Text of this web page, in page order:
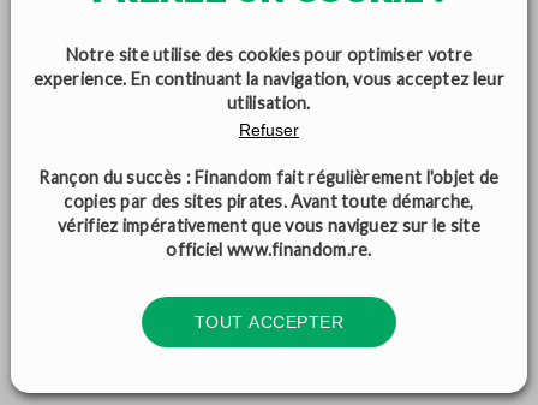
CHOISIR LA MEILLEURE
ASSURANCE EMPRUNTEUR
Lorsque vous optez pour la délégation d'assurance de
assurance emprunteur pour votre situation spécifique.
Voici quelques conseils pour vous aider à faire le meilleur
Notre site utilise des cookies pour optimiser votre
experience. En continuant la navigation, vous acceptez leur
utilisation.
Refuser
Rançon du succès : Finandom fait régulièrement l'objet de
copies par des sites pirates. Avant toute démarche,
vérifiez impérativement que vous naviguez sur le site
officiel www.finandom.re.
TOUT ACCEPTER